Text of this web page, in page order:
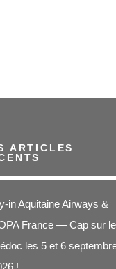
ARTICLES
in Aquitaine Airways &
France — Cap sur le
les 5 et 6
!